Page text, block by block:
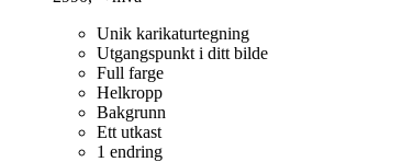
Unik karikaturtegning
Utgangspunkt i ditt bilde
Full farge
Helkropp
Bakgrunn
Ett utkast
1 endring